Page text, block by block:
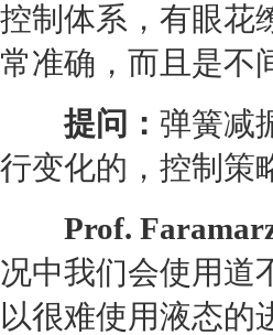
控制体系，有眼花
常准确，而且是不
提问： 弹簧减
行变化的，控制策
Prof.
况中我们会使用道
以很难使用液态的